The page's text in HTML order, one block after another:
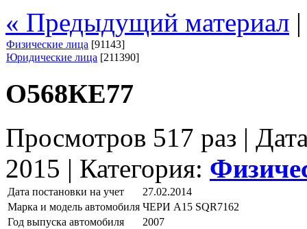
« Предыдущий материал
Физические лица [91143]
Юридические лица [211390]
О568КЕ77
Просмотров 517 раз |
2015 | Категория:
Дата постановки на учет
27.02.2014
Марка и модель автомобиля ЧЕРИ А15 SQR7162
Год выпуска автомобиля
2007